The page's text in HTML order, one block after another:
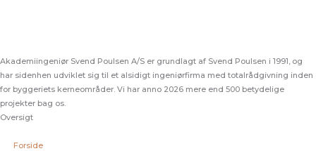
Akademiingeniør Svend Poulsen A/S er grundlagt af Svend Poulsen i 1991, og
har sidenhen udviklet sig til et alsidigt ingeniørfirma med totalrådgivning inden
for byggeriets kerneområder. Vi har anno 2026 mere end 500 betydelige
projekter bag os.
Oversigt
Forside